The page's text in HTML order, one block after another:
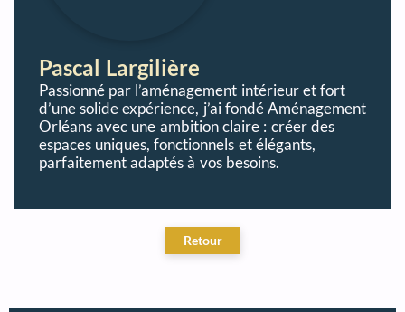
Pascal Largilière
Passionné par l’aménagement intérieur et fort
d’une solide expérience, j’ai fondé Aménagement
Orléans avec une ambition claire : créer des
espaces uniques, fonctionnels et élégants,
parfaitement adaptés à vos besoins.